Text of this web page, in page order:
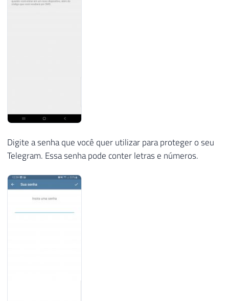
Digite a senha que você quer utilizar para proteger o seu
Telegram. Essa senha pode conter letras e números.